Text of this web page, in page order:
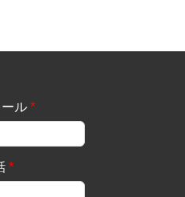
ル *
*